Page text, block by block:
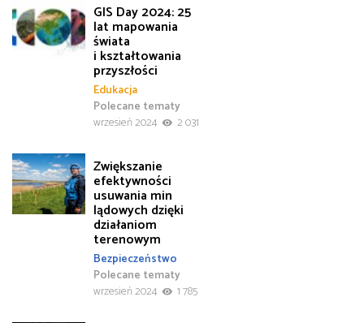
GIS Day 2024: 25
lat mapowania
świata
i kształtowania
przyszłości
Edukacja
Polecane tematy
wrzesień 2024
2 031
Zwiększanie
efektywności
usuwania min
lądowych dzięki
działaniom
terenowym
Bezpieczeństwo
Polecane tematy
wrzesień 2024
1 785